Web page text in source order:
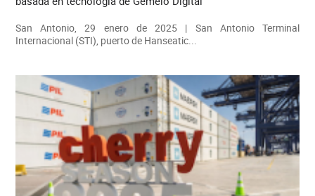
San Antonio, 29 enero de 2025 | San Antonio Terminal
Internacional (STI), puerto de Hanseatic...